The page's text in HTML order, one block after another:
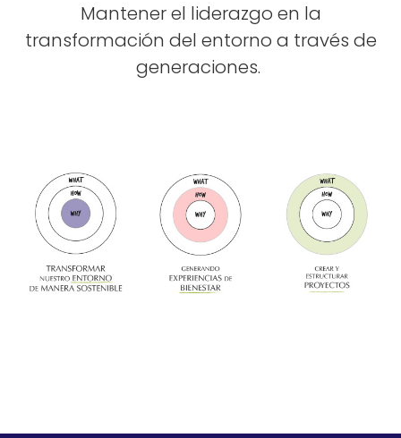
Mantener el liderazgo en la
transformación del entorno a través de
generaciones.